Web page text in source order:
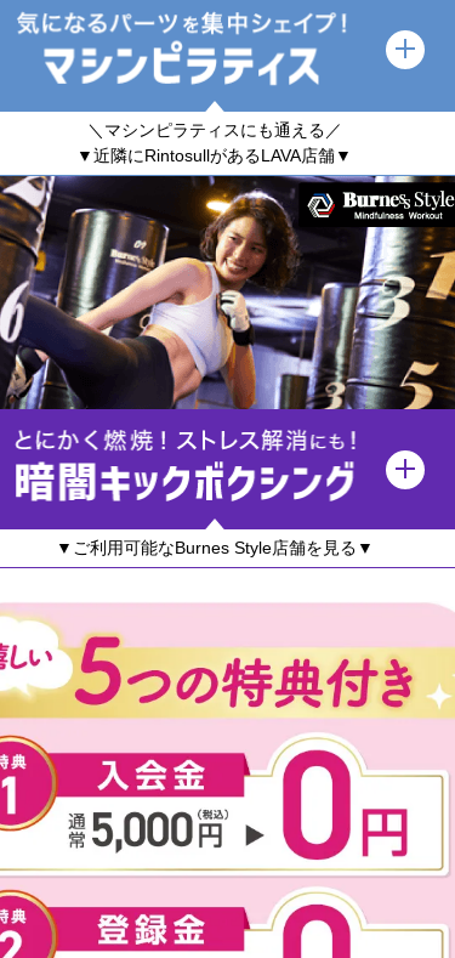
＼マシンピラティスにも通える／
▼近隣にRintosullがあるLAVA店舗▼
▼ご利用可能なBurnes Style店舗を見る▼